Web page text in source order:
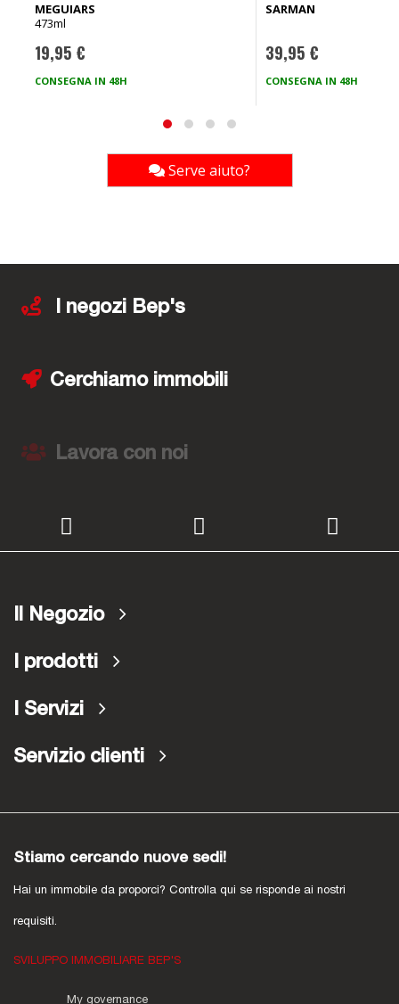
MEGUIARS
473ml
19,95 €
CONSEGNA IN 48H
SARMAN
39,95 €
CONSEGNA IN 48H
Serve aiuto?
I negozi Bep's
Cerchiamo immobili
Lavora con noi
Il Negozio
I prodotti
I Servizi
Servizio clienti
Stiamo cercando nuove sedi!
Hai un immobile da proporci? Controlla qui se risponde ai nostri
requisiti.
SVILUPPO IMMOBILIARE BEP'S
My governance